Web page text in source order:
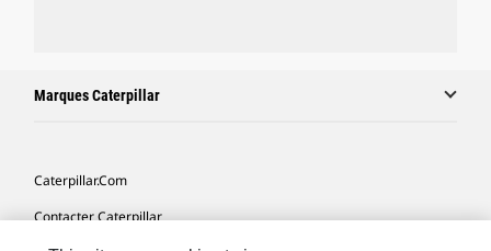
Marques Caterpillar
Caterpillar.com
Contacter Caterpillar